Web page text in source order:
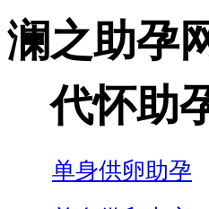
澜之助孕
代怀助
单身供卵助孕